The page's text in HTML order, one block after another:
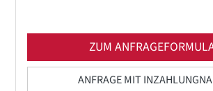
ZUM
ANFRAGE MIT